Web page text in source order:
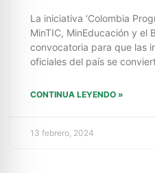
La iniciativa ‘Colombia
MinTIC, MinEducación y el
convocatoria para que las
oficiales del país se
CONTINUA LEYENDO »
13 febrero, 2024